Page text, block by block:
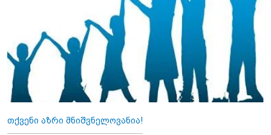
თქვენი აზრი მნიშვნელოვანია!